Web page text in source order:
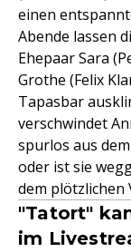
einen
Abende lassen
Ehepaar Sara
Grothe (Felix
Tapasbar
verschwindet
spurlos aus
oder ist sie
dem plötzlichen
"Tatort"
im